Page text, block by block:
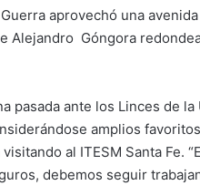
aprovechó una
Alejandro Góngora
pasada ante los Linces de la
amplios
al ITESM Santa Fe.
debemos seguir